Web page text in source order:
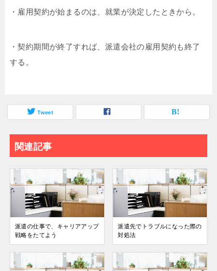
・雇用契約が始まるのは、就業が決定したときから。
・契約期間が終了すれば、派遣会社の雇用契約も終了
する。
Tweet
関連記事
派遣の仕事で、キャリアアップ
戦略をたてよう
派遣先でトラブルになった際の
対処法